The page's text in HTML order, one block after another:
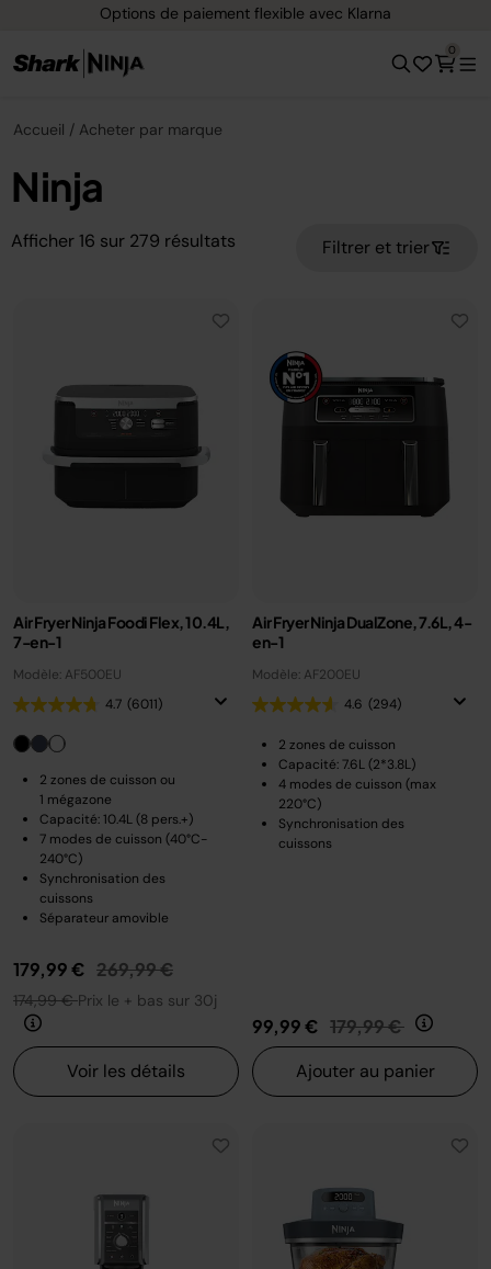
Options de paiement flexible avec Klarna
0
Accueil Acheter par marque
Ninja
Afficher 16 sur 279 résultats Filtrer et trier
Air Fryer Ninja Foodi Flex, 10.4L,
7-en-1
Modèle: AF500EU
4.7 (6011)
2 zones de cuisson ou
1 mégazone
Capacité: 10.4L (8 pers.+)
7 modes de cuisson (40°C-
240°C)
Synchronisation des
cuissons
Séparateur amovible
179,99 € Prix réduit de
269,99 €au
174,99 €Prix le + bas sur 30j
Voir les détails
Air Fryer Ninja DualZone, 7.6L, 4-
en-1
Modèle: AF200EU
4.6 (294)
2 zones de cuisson
Capacité: 7.6L (2*3.8L)
4 modes de cuisson (max
220°C)
Synchronisation des
cuissons
99,99 € Prix réduit de
179,99 € au
Ajouter au panier